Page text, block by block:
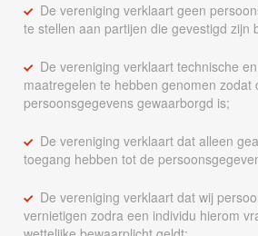
De vereniging verklaart geen
te stellen aan partijen die gevestigd zijn
De vereniging verklaart technische
maatregelen te hebben genomen zodat
persoonsgegevens gewaarborgd is;
De vereniging verklaart dat alleen
toegang hebben tot de
De vereniging verklaart dat wij
vernietigen zodra een individu hierom